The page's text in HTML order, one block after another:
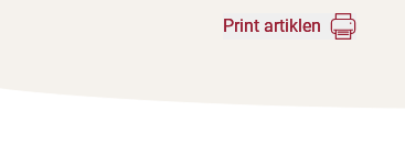
Print artiklen